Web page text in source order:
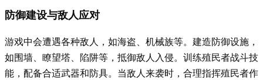
防御建设与敌人应对
游戏中会遭遇各种敌人，如海盗、机械族等。建造防御设施，
如围墙、瞭望塔、陷阱等，抵御敌人入侵。训练殖民者战斗技
能，配备合适武器和防具。当敌人来袭时，合理指挥殖民者作